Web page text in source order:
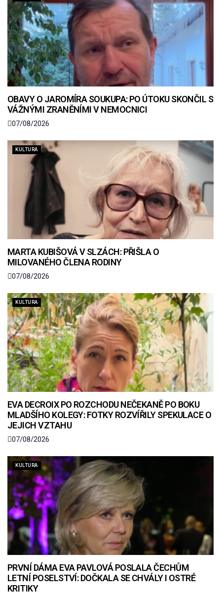
OBAVY O JAROMÍRA SOUKUPA: PO ÚTOKU SKONČIL S
VÁŽNÝMI ZRANĚNÍMI V NEMOCNICI
07/08/2026
KULTURA
MARTA KUBIŠOVÁ V SLZÁCH: PŘIŠLA O
MILOVANÉHO ČLENA RODINY
07/08/2026
KULTURA
EVA DECROIX PO ROZCHODU NEČEKANĚ PO BOKU
MLADŠÍHO KOLEGY: FOTKY ROZVÍŘILY SPEKULACE O
JEJICH VZTAHU
07/08/2026
KULTURA
PRVNÍ DÁMA EVA PAVLOVÁ POSLALA ČECHŮM
LETNÍ POSELSTVÍ: DOČKALA SE CHVÁLY I OSTRÉ
KRITIKY